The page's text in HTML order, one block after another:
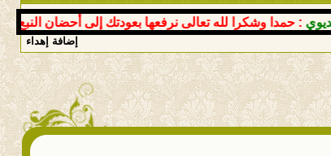
: حمدا وشكرا لله تعالى نرفعها بعودتك إلى أحضان النبع
إضافة إهداء